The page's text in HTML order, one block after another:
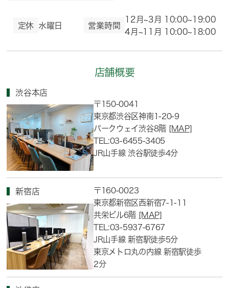
定休 水曜日 営業時間
12月~3月 10:00~19:00
4月~11月 10:00~18:00
店舗概要
渋谷本店
〒150-0041
東京都渋谷区神南1-20-9
パークウェイ渋谷8階 [MAP]
TEL:03-6455-3405
JR山手線 渋谷駅徒歩4分
新宿店
〒160-0023
東京都新宿区西新宿7-1-11
共栄ビル6階 [MAP]
TEL:03-5937-6767
JR山手線 新宿駅徒歩5分
東京メトロ丸の内線 新宿駅徒歩
2分